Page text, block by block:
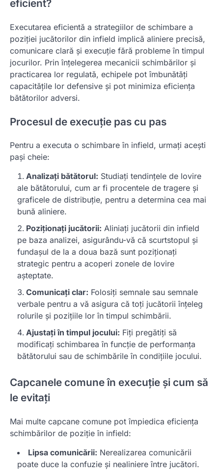
eficient?
Executarea eficientă a strategiilor de schimbare a
poziției jucătorilor din infield implică aliniere precisă,
comunicare clară și execuție fără probleme în timpul
jocurilor. Prin înțelegerea mecanicii schimbărilor și
practicarea lor regulată, echipele pot îmbunătăți
capacitățile lor defensive și pot minimiza eficiența
bătătorilor adversi.
Procesul de execuție pas cu pas
Pentru a executa o schimbare în infield, urmați acești
pași cheie:
Analizați bătătorul: Studiați tendințele de lovire
ale bătătorului, cum ar fi procentele de tragere și
graficele de distribuție, pentru a determina cea mai
bună aliniere.
Poziționați jucătorii: Aliniați jucătorii din infield
pe baza analizei, asigurându-vă că scurtstopul și
fundașul de la a doua bază sunt poziționați
strategic pentru a acoperi zonele de lovire
așteptate.
Comunicați clar: Folosiți semnale sau semnale
verbale pentru a vă asigura că toți jucătorii înțeleg
rolurile și pozițiile lor în timpul schimbării.
Ajustați în timpul jocului: Fiți pregătiți să
modificați schimbarea în funcție de performanța
bătătorului sau de schimbările în condițiile jocului.
Capcanele comune în execuție și cum să
le evitați
Mai multe capcane comune pot împiedica eficiența
schimbărilor de poziție în infield:
Lipsa comunicării: Nerealizarea comunicării
poate duce la confuzie și nealiniere între jucători.